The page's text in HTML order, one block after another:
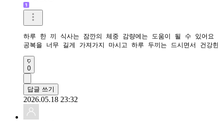
하루 한 끼 식사는 잠깐의 체중 감량에는 도움이 될 수 있어
공복을 너무 길게 가져가지 마시고 하루 두끼는 드시면서 건강
0
답글 쓰기
2026.05.18 23:32